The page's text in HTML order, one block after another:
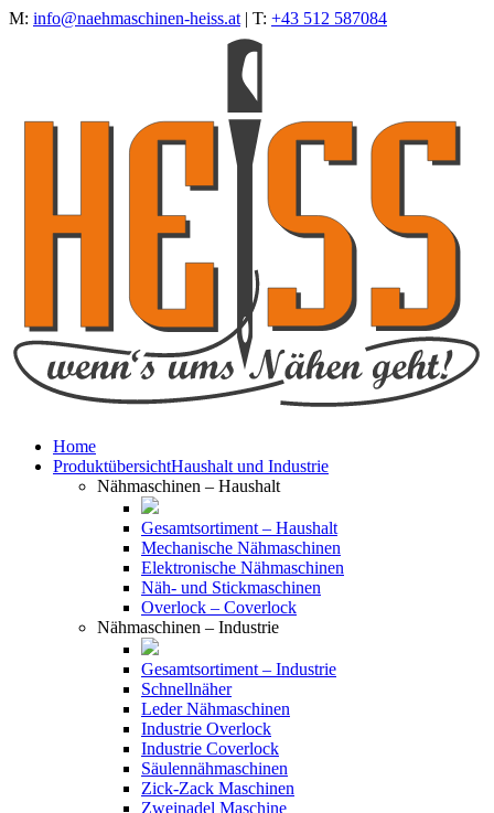
M: info@naehmaschinen-heiss.at | T: +43 512 587084
Home
ProduktübersichtHaushalt und Industrie
Nähmaschinen – Haushalt
Gesamtsortiment – Haushalt
Mechanische Nähmaschinen
Elektronische Nähmaschinen
Näh- und Stickmaschinen
Overlock – Coverlock
Nähmaschinen – Industrie
Gesamtsortiment – Industrie
Schnellnäher
Leder Nähmaschinen
Industrie Overlock
Industrie Coverlock
Säulennähmaschinen
Zick-Zack Maschinen
Zweinadel Maschine